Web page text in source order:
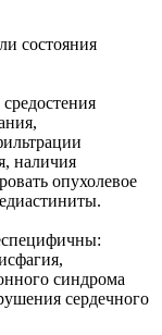
состояния
наличия
опухолевое
синдрома
сердечного